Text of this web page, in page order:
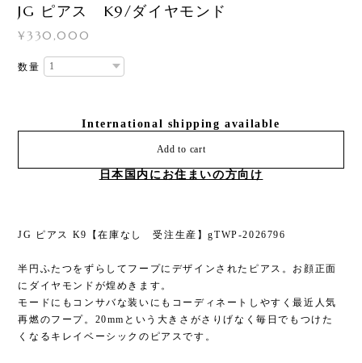
JG ピアス K9/ダイヤモンド
¥330,000
数量
International shipping available
Add to cart
日本国内にお住まいの方向け
JG ピアス K9【在庫なし 受注生産】gTWP-2026796
半円ふたつをずらしてフープにデザインされたピアス。お顔正面
にダイヤモンドが煌めきます。
モードにもコンサバな装いにもコーディネートしやすく最近人気
再燃のフープ。20mmという大きさがさりげなく毎日でもつけた
くなるキレイベーシックのピアスです。